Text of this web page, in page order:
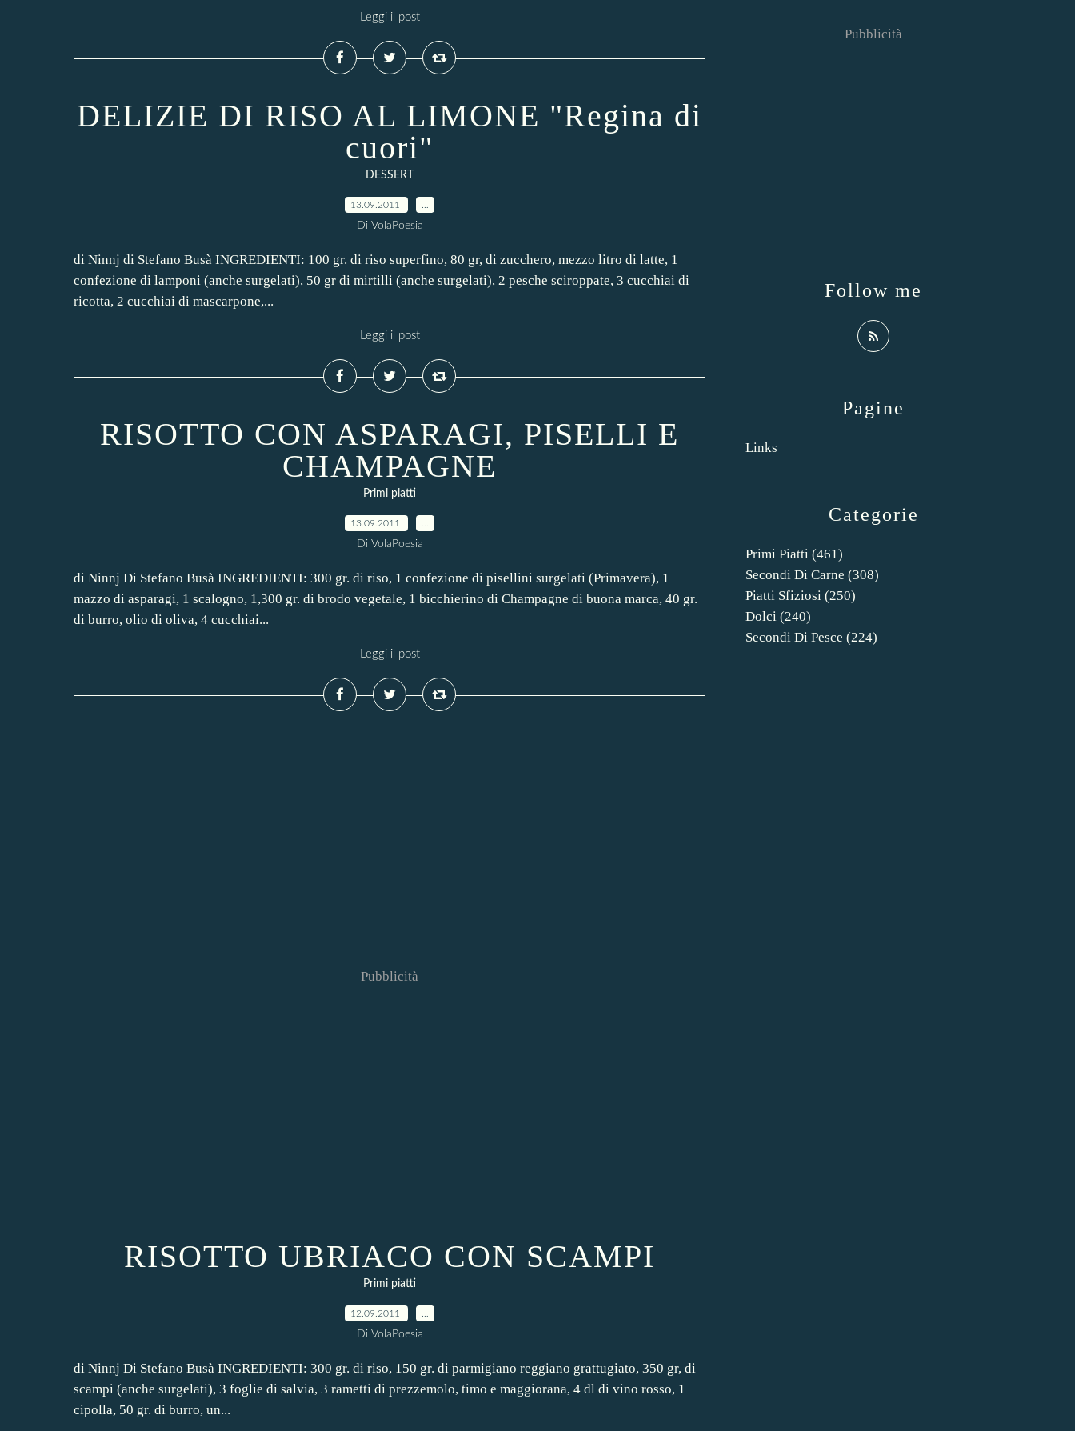
Leggi il post
DELIZIE DI RISO AL LIMONE "Regina di
cuori"
DESSERT
13.09.2011
Di VolaPoesia
di Ninnj di Stefano Busà INGREDIENTI: 100 gr. di riso superfino, 80 gr, di zucchero, mezzo litro di latte, 1
confezione di lamponi (anche surgelati), 50 gr di mirtilli (anche surgelati), 2 pesche sciroppate, 3 cucchiai di
ricotta, 2 cucchiai di mascarpone,...
Leggi il post
RISOTTO CON ASPARAGI, PISELLI E
CHAMPAGNE
Primi piatti
13.09.2011
Di VolaPoesia
di Ninnj Di Stefano Busà INGREDIENTI: 300 gr. di riso, 1 confezione di pisellini surgelati (Primavera), 1
mazzo di asparagi, 1 scalogno, 1,300 gr. di brodo vegetale, 1 bicchierino di Champagne di buona marca, 40 gr.
di burro, olio di oliva, 4 cucchiai...
Leggi il post
Pubblicità
RISOTTO UBRIACO CON SCAMPI
Primi piatti
12.09.2011
Di VolaPoesia
di Ninnj Di Stefano Busà INGREDIENTI: 300 gr. di riso, 150 gr. di parmigiano reggiano grattugiato, 350 gr, di
scampi (anche surgelati), 3 foglie di salvia, 3 rametti di prezzemolo, timo e maggiorana, 4 dl di vino rosso, 1
cipolla, 50 gr. di burro, un...
Categorie
Primi Piatti (461)
Secondi Di Carne (308)
Piatti Sfiziosi (250)
Dolci (240)
Secondi Di Pesce (224)
Pagine
Links
Follow me
Pubblicità